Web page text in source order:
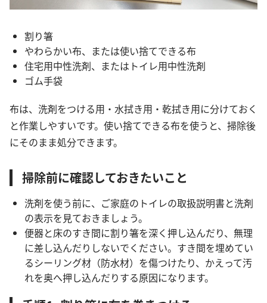
割り箸
やわらかい布、または使い捨てできる布
住宅用中性洗剤、またはトイレ用中性洗剤
ゴム手袋
布は、洗剤をつける用・水拭き用・乾拭き用に分けておく
と作業しやすいです。使い捨てできる布を使うと、掃除後
にそのまま処分できます。
掃除前に確認しておきたいこと
洗剤を使う前に、ご家庭のトイレの取扱説明書と洗剤
の表示を見ておきましょう。
便器と床のすき間に割り箸を深く押し込んだり、無理
に差し込んだりしないでください。すき間を埋めてい
るシーリング材（防水材）を傷つけたり、かえって汚
れを奥へ押し込んだりする原因になります。